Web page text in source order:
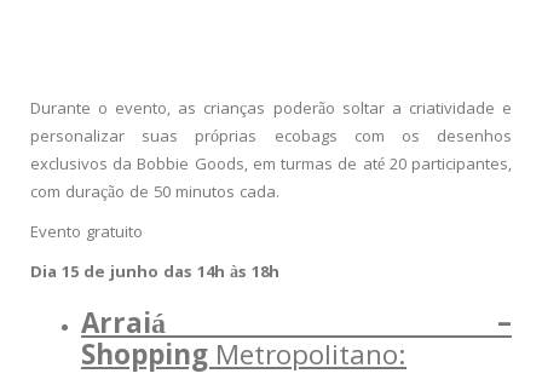
Durante o evento, as crianças poderão soltar a criatividade e
personalizar suas próprias ecobags com os desenhos
exclusivos da Bobbie Goods, em turmas de até 20 participantes,
com duração de 50 minutos cada.
Evento gratuito
Dia 15 de junho das 14h às 18h
Arraiá –
ShoppingMetropolitano: